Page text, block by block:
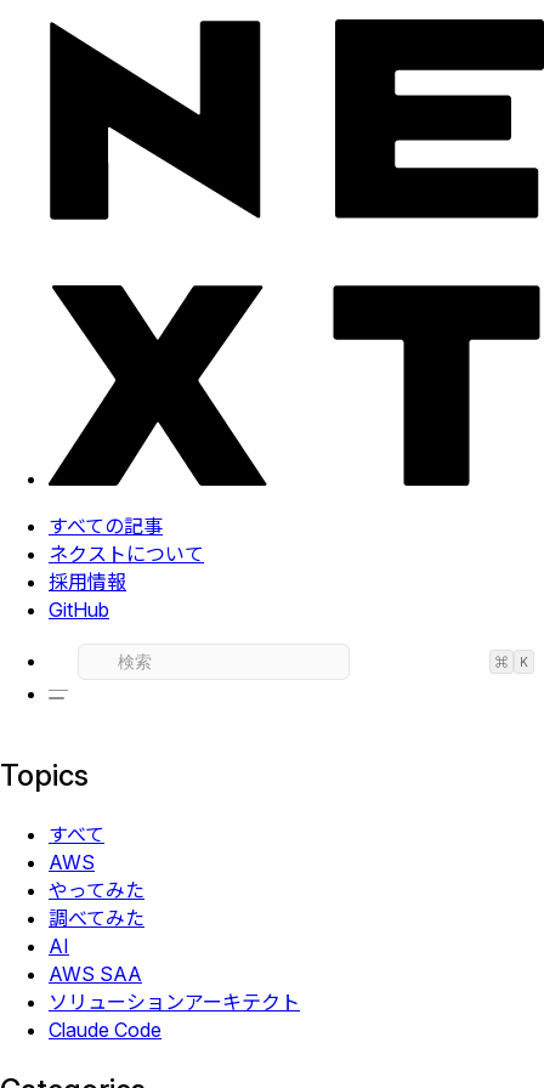
すべての記事
ネクストについて
採用情報
GitHub
⌘ K
Topics
すべて
AWS
やってみた
調べてみた
AI
AWS SAA
ソリューションアーキテクト
Claude Code